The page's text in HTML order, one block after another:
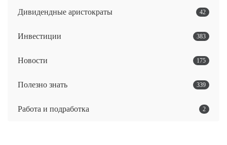
Дивидендные аристократы 42
Инвестиции 383
Новости 175
Полезно знать 339
Работа и подработка 2